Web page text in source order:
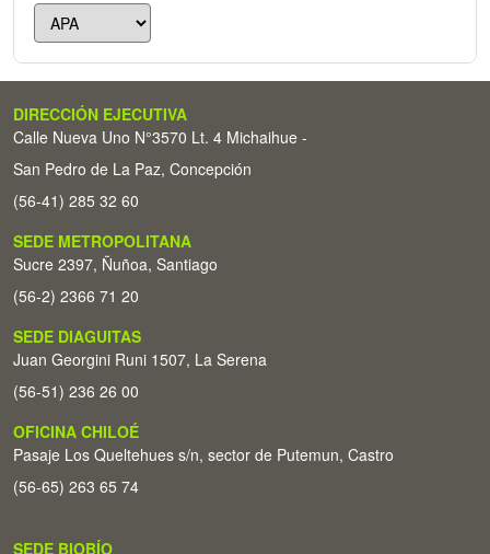
DIRECCIÓN EJECUTIVA
Calle Nueva Uno N°3570 Lt. 4 Michaihue -
San Pedro de La Paz, Concepción
(56-41) 285 32 60
SEDE METROPOLITANA
Sucre 2397, Ñuñoa, Santiago
(56-2) 2366 71 20
SEDE DIAGUITAS
Juan Georgini Runi 1507, La Serena
(56-51) 236 26 00
OFICINA CHILOÉ
Pasaje Los Queltehues s/n, sector de Putemun, Castro
(56-65) 263 65 74
SEDE BIOBÍO